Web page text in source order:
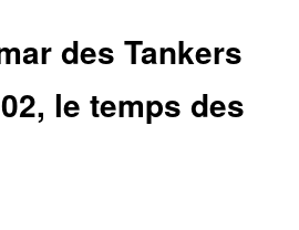
des Tankers
le temps des